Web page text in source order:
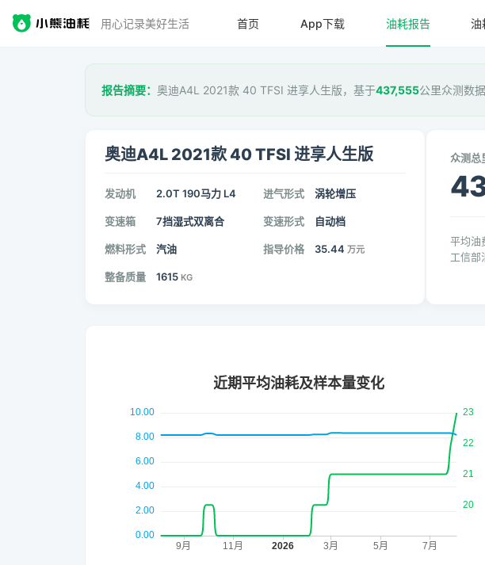
用心记录美好生活 首页 App下载 油耗报告 油
报告摘要： 奥迪A4L 2021款 40 TFSI 进享人生版，基于437,555公里众测数
奥迪A4L 2021款 40 TFSI 进享人生版
发动机 2.0T 190马力 L4 进气形式 涡轮增压
变速箱 7挡湿式双离合 变速形式 自动档
燃料形式 汽油 指导价格 35.44 万元
整备质量 1615 KG
众测总
平均油
工信部